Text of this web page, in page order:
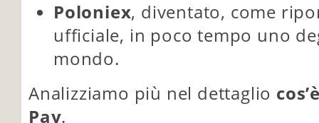
Poloniex, diventato, come
ufficiale, in poco tempo uno
mondo.
Analizziamo più nel dettaglio
Pay.